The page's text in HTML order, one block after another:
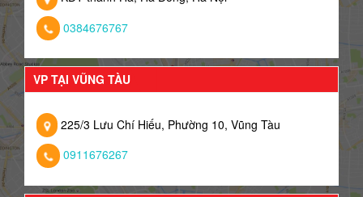
0384676767
VP TẠI VŨNG TÀU
225/3 Lưu Chí Hiếu, Phường 10, Vũng Tàu
0911676267